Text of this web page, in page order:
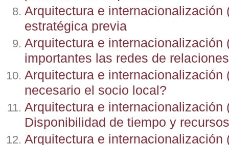
Arquitectura e internacionalización
estratégica previa
Arquitectura e internacionalización
importantes las redes de
Arquitectura e internacionalización
necesario el socio local?
Arquitectura e internacionalización
Disponibilidad de tiempo y recursos
Arquitectura e internacionalización